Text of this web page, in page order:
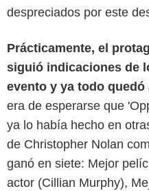
despreciados por este
Prácticamente, el
siguió indicaciones de
evento y ya todo quedó
era de esperarse que
ya lo había hecho en
de Christopher Nolan
ganó en siete: Mejor
actor (Cillian Murphy),